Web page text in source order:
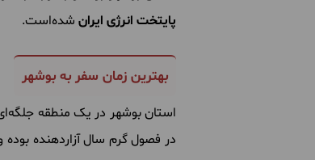
پایتخت انرژی ایران شده‌است.
بهترین زمان سفر به بوشهر
استان بوشهر در یک منطقه
در فصول گرم سال آزاردهنده